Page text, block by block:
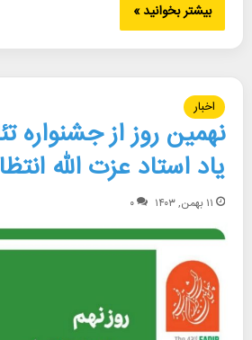
بیشتر بخوانید »
اخبار
نهمین روز از جشنواره
یاد استاد عزت الله
۱۱ بهمن, ۱۴۰۳ ۰